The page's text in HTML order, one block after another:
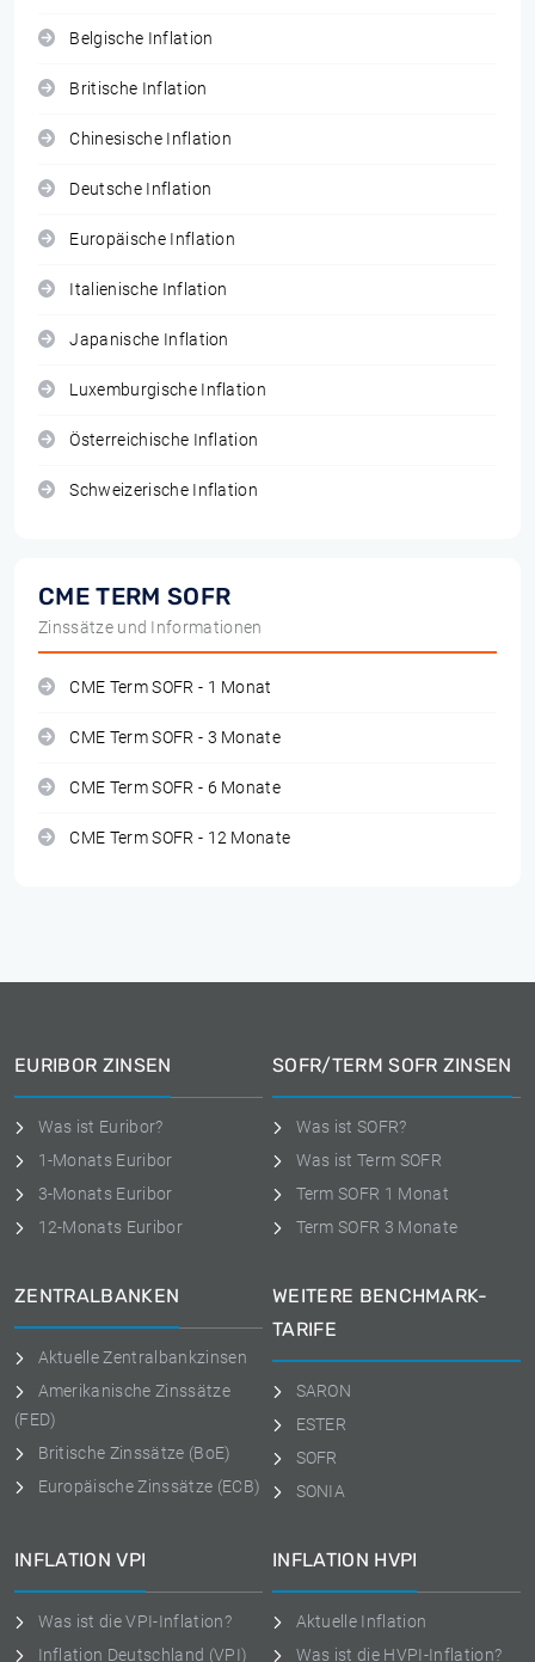
Belgische Inflation
Britische Inflation
Chinesische Inflation
Deutsche Inflation
Europäische Inflation
Italienische Inflation
Japanische Inflation
Luxemburgische Inflation
Österreichische Inflation
Schweizerische Inflation
CME TERM SOFR
Zinssätze und Informationen
CME Term SOFR - 1 Monat
CME Term SOFR - 3 Monate
CME Term SOFR - 6 Monate
CME Term SOFR - 12 Monate
EURIBOR ZINSEN
Was ist Euribor?
1-Monats Euribor
3-Monats Euribor
12-Monats Euribor
SOFR/TERM SOFR ZINSEN
Was ist SOFR?
Was ist Term SOFR
Term SOFR 1 Monat
Term SOFR 3 Monate
ZENTRALBANKEN
Aktuelle Zentralbankzinsen
Amerikanische Zinssätze
(FED)
Britische Zinssätze (BoE)
Europäische Zinssätze (ECB)
WEITERE BENCHMARK-
TARIFE
SARON
ESTER
SOFR
SONIA
INFLATION VPI
Was ist die VPI-Inflation?
Inflation Deutschland (VPI)
INFLATION HVPI
Aktuelle Inflation
Was ist die HVPI-Inflation?